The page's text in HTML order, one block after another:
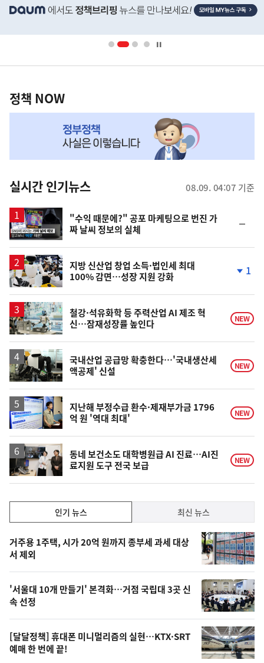
단
배
영
책
NOW,
뉴
스
정책 NOW
실시간 인기뉴스 08.09. 04:07 기준
영
상
"수익 때문에?" 공포 마케팅으로 번진 가
짜 날씨 정보의 실체
일
지방 신산업 창업 소득·법인세 최대
100% 감면…성장 지원 강화
락
1
철강·석유화학 등 주력산업 AI 제조 혁
신…잠재성장률 높인다
NEW
국내산업 공급망 확충한다…'국내생산세
액공제' 신설
NEW
지난해 부정수급 환수·제재부가금 1796
억 원 '역대 최대'
NEW
동네 보건소도 대학병원급 AI 진료…AI진
료지원 도구 전국 보급
NEW
기,
최
신,
오
늘
의
영
상
인기 뉴스 최신 뉴스
기
뉴
스
거주용 1주택, 시가 20억 원까지 종부세 과세 대상
서 제외
'서울대 10개 만들기' 본격화…거점 국립대 3곳 신
속 선정
[달달정책] 휴대폰 미니멀리즘의 실현…KTX·SRT
예매 한 번에 끝!